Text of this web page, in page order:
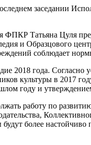
заседании
ФПКР Татьяна Цуля
и Образцового
соблюдает
2018 года.
культуры в 2017
году и
работу по
более